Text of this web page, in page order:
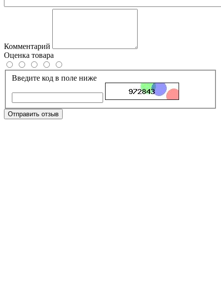
Комментарий
Оценка товара
Введите код в поле ниже
Отправить отзыв